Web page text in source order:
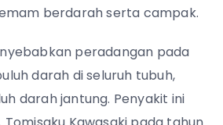
berdarah serta campak.
peradangan pada
darah di seluruh tubuh,
darah jantung. Penyakit ini